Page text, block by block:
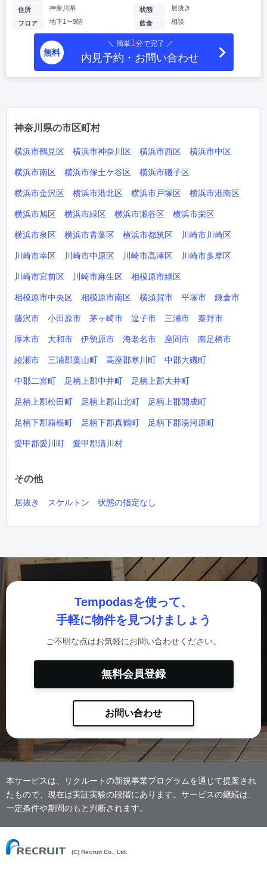
住所 神奈川県
フロア 地下1〜9階
状態 居抜き
飲食 相談
無料
＼ 簡単1分で完了 ／
内見予約・お問い合わせ
神奈川県の市区町村
横浜市鶴見区 横浜市神奈川区 横浜市西区 横浜市中区
横浜市南区 横浜市保土ケ谷区 横浜市磯子区
横浜市金沢区 横浜市港北区 横浜市戸塚区 横浜市港南区
横浜市旭区 横浜市緑区 横浜市瀬谷区 横浜市栄区
横浜市泉区 横浜市青葉区 横浜市都筑区 川崎市川崎区
川崎市幸区 川崎市中原区 川崎市高津区 川崎市多摩区
川崎市宮前区 川崎市麻生区 相模原市緑区
相模原市中央区 相模原市南区 横須賀市 平塚市 鎌倉市
藤沢市 小田原市 茅ヶ崎市 逗子市 三浦市 秦野市
厚木市 大和市 伊勢原市 海老名市 座間市 南足柄市
綾瀬市 三浦郡葉山町 高座郡寒川町 中郡大磯町
中郡二宮町 足柄上郡中井町 足柄上郡大井町
足柄上郡松田町 足柄上郡山北町 足柄上郡開成町
足柄下郡箱根町 足柄下郡真鶴町 足柄下郡湯河原町
愛甲郡愛川町 愛甲郡清川村
その他
居抜き スケルトン 状態の指定なし
Tempodasを使って、
手軽に物件を見つけましょう
ご不明な点はお気軽にお問い合わせください。
無料会員登録
お問い合わせ
本サービスは、リクルートの新規事業プログラムを通じて提案され
たもので、現在は実証実験の段階にあります。サービスの継続は、
一定条件や期間のもと判断されます。
(C) Recruit Co., Ltd.